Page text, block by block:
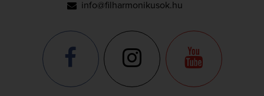
info@filharmonikusok.hu